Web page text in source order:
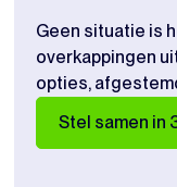
Geen situatie is
overkappingen
opties,
Stel samen in